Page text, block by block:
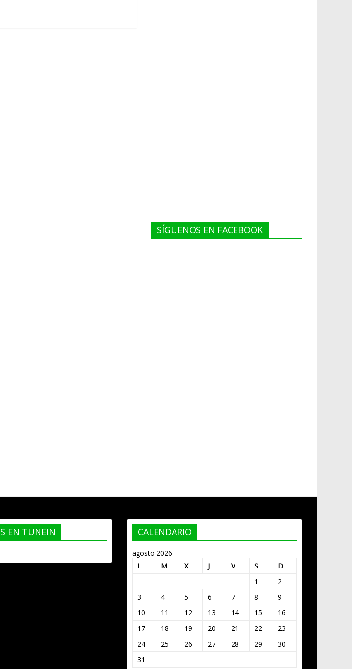
SÍGUENOS EN FACEBOOK
EN TUNEIN CALENDARIO
agosto 2026
L
M X J V S
D
1
2
3
4 5 6 7 8
9
10
11 12 13 14 15
16
17
18 19 20 21 22
23
24
25 26 27 28 29
30
31